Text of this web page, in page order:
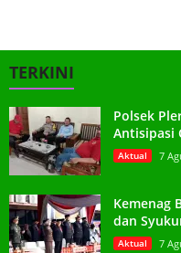
TERKINI
Polsek
Antisipasi
Aktual 7
Kemenag
dan
Aktual 7